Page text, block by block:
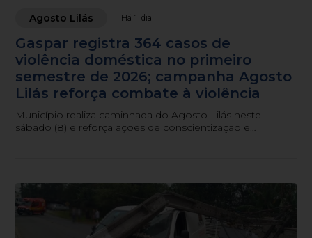
Agosto Lilás Há 1 dia
Gaspar registra 364 casos de
violência doméstica no primeiro
semestre de 2026; campanha Agosto
Lilás reforça combate à violência
Município realiza caminhada do Agosto Lilás neste
sábado (8) e reforça ações de conscientização e